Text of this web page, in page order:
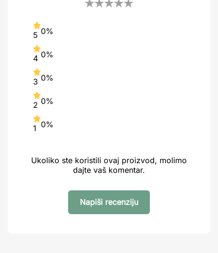
5 0%
4 0%
3 0%
2 0%
1 0%
Ukoliko ste koristili ovaj proizvod, molimo
dajte vaš komentar.
Napiši recenziju